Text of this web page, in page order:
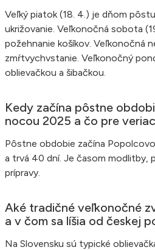
Veľký piatok (18. 4.) je dňom
ukrižovanie. Veľkonočná sobota
požehnanie košíkov. Veľkonočná
zmŕtvychvstanie. Veľkonočný
oblievačkou a šibačkou.
Kedy začína pôstne
nocou 2025 a čo pre
Pôstne obdobie začína
a trvá 40 dní. Je časom modlitby,
prípravy.
Aké tradičné veľkonočné
a v čom sa líšia od českej
Na Slovensku sú typické